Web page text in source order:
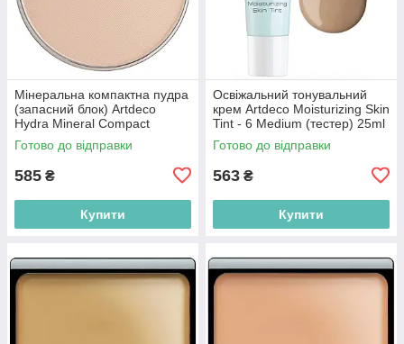
Мінеральна компактна пудра
(запасний блок) Artdeco
Hydra Mineral Compact
Foundation Refill - 55 Ivory
10g (4019674407554)
Готово до відправки
585 ₴
Купити
Освіжальний тонувальний
крем Artdeco Moisturizing Skin
Tint - 6 Medium (тестер) 25ml
(4052136222654)
Готово до відправки
563 ₴
Купити